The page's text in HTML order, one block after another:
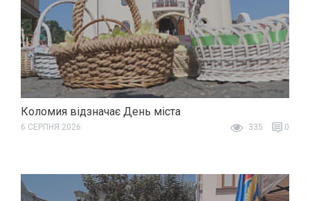
Коломия відзначає День міста
6 СЕРПНЯ 2026 335 0